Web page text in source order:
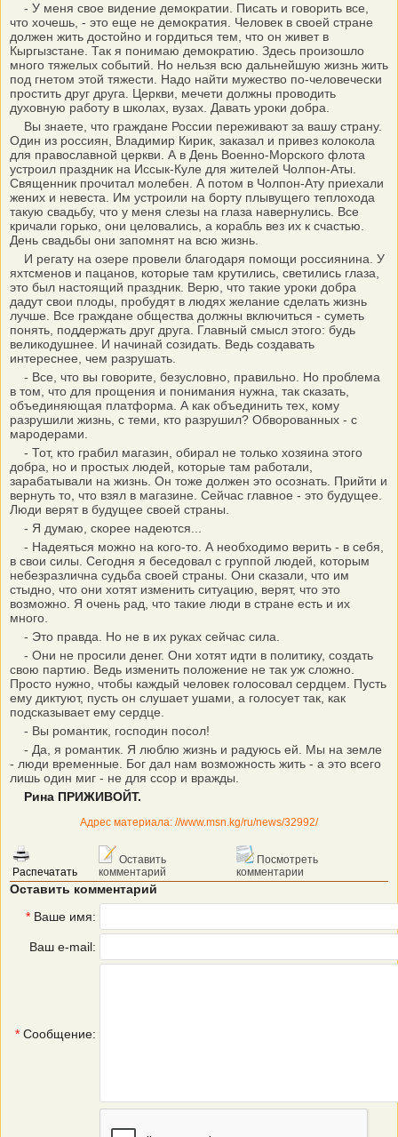
- У меня свое видение демократии. Писать и говорить все,
что хочешь, - это еще не демократия. Человек в своей стране
должен жить достойно и гордиться тем, что он живет в
Кыргызстане. Так я понимаю демократию. Здесь произошло
много тяжелых событий. Но нельзя всю дальнейшую жизнь жить
под гнетом этой тяжести. Надо найти мужество по-человечески
простить друг друга. Церкви, мечети должны проводить
духовную работу в школах, вузах. Давать уроки добра.
Вы знаете, что граждане России переживают за вашу страну.
Один из россиян, Владимир Кирик, заказал и привез колокола
для православной церкви. А в День Военно-Морского флота
устроил праздник на Иссык-Куле для жителей Чолпон-Аты.
Священник прочитал молебен. А потом в Чолпон-Ату приехали
жених и невеста. Им устроили на борту плывущего теплохода
такую свадьбу, что у меня слезы на глаза навернулись. Все
кричали горько, они целовались, а корабль вез их к счастью.
День свадьбы они запомнят на всю жизнь.
И регату на озере провели благодаря помощи россиянина. У
яхтсменов и пацанов, которые там крутились, светились глаза,
это был настоящий праздник. Верю, что такие уроки добра
дадут свои плоды, пробудят в людях желание сделать жизнь
лучше. Все граждане общества должны включиться - суметь
понять, поддержать друг друга. Главный смысл этого: будь
великодушнее. И начинай созидать. Ведь создавать
интереснее, чем разрушать.
- Все, что вы говорите, безусловно, правильно. Но проблема
в том, что для прощения и понимания нужна, так сказать,
объединяющая платформа. А как объединить тех, кому
разрушили жизнь, с теми, кто разрушил? Обворованных - с
мародерами.
- Тот, кто грабил магазин, обирал не только хозяина этого
добра, но и простых людей, которые там работали,
зарабатывали на жизнь. Он тоже должен это осознать. Прийти и
вернуть то, что взял в магазине. Сейчас главное - это будущее.
Люди верят в будущее своей страны.
- Я думаю, скорее надеются...
- Надеяться можно на кого-то. А необходимо верить - в себя,
в свои силы. Сегодня я беседовал с группой людей, которым
небезразлична судьба своей страны. Они сказали, что им
стыдно, что они хотят изменить ситуацию, верят, что это
возможно. Я очень рад, что такие люди в стране есть и их
много.
- Это правда. Но не в их руках сейчас сила.
- Они не просили денег. Они хотят идти в политику, создать
свою партию. Ведь изменить положение не так уж сложно.
Просто нужно, чтобы каждый человек голосовал сердцем. Пусть
ему диктуют, пусть он слушает ушами, а голосует так, как
подсказывает ему сердце.
- Вы романтик, господин посол!
- Да, я романтик. Я люблю жизнь и радуюсь ей. Мы на земле
- люди временные. Бог дал нам возможность жить - а это всего
лишь один миг - не для ссор и вражды.
Рина ПРИЖИВОЙТ.
Адрес материала: //www.msn.kg/ru/news/32992/
Распечатать
Оставить
комментарий
Посмотреть
комментарии
Оставить комментарий
* Ваше имя:
Ваш e-mail:
* Сообщение: